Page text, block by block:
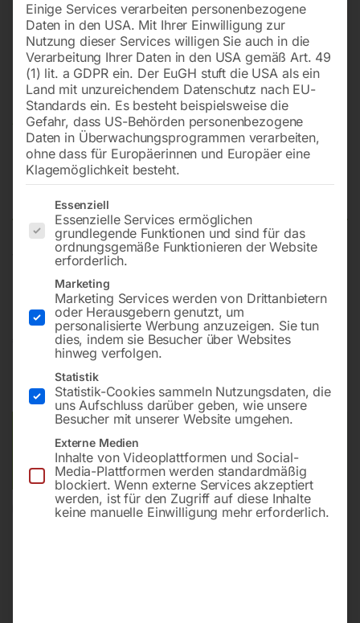
Vorankündigung eines
Lichtzeichens
Verkehrszeichen C-Sign, Folientyp 3
Seitenlänge – 700 mm
98,40
inkl. MwSt. zzgl.Versandkosten
Lieferzeit:ca. 3 – 5 Werktage
Bitte beachten Sie: Die Versandkosten gelten für Österreich.
Andere Länder können abweichen.
In den Warenkorb
Einige Services verarbeiten personenbezogene
Daten in den USA. Mit Ihrer Einwilligung zur
Nutzung dieser Services willigen Sie auch in die
Verarbeitung Ihrer Daten in den USA gemäß Art. 49
(1) lit. a GDPR ein. Der EuGH stuft die USA als ein
Land mit unzureichendem Datenschutz nach EU-
Standards ein. Es besteht beispielsweise die
Gefahr, dass US-Behörden personenbezogene
Daten in Überwachungsprogrammen verarbeiten,
ohne dass für Europäerinnen und Europäer eine
Klagemöglichkeit besteht.
Es folgt eine Liste der Service-Gruppen, für die eine
Essenziell
Essenzielle Services ermöglichen
grundlegende Funktionen und sind für das
ordnungsgemäße Funktionieren der Website
erforderlich.
Marketing
Marketing Services werden von Drittanbietern
oder Herausgebern genutzt, um
personalisierte Werbung anzuzeigen. Sie tun
dies, indem sie Besucher über Websites
hinweg verfolgen.
Statistik
Statistik-Cookies sammeln Nutzungsdaten, die
uns Aufschluss darüber geben, wie unsere
Besucher mit unserer Website umgehen.
Externe Medien
Inhalte von Videoplattformen und Social-
Media-Plattformen werden standardmäßig
blockiert. Wenn externe Services akzeptiert
werden, ist für den Zugriff auf diese Inhalte
keine manuelle Einwilligung mehr erforderlich.